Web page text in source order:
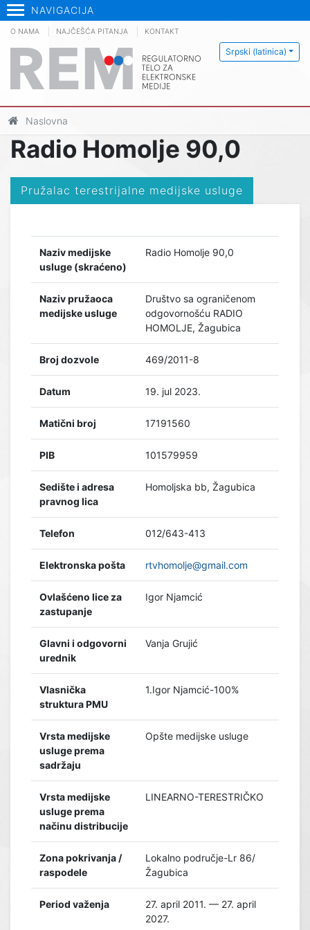
NAVIGACIJA
Srpski (latinica)
O NAMA NAJČEŠĆA PITANJA KONTAKT
Naslovna
Radio Homolje 90,0
Pružalac terestrijalne medijske usluge
Naziv medijske
usluge (skraćeno)
Radio Homolje 90,0
Naziv pružaoca
medijske usluge
Društvo sa ograničenom
odgovornošću RADIO
HOMOLJE, Žagubica
Broj dozvole 469/2011-8
Datum 19. jul 2023.
Matični broj 17191560
PIB 101579959
Sedište i adresa
pravnog lica
Homoljska bb, Žagubica
Telefon 012/643-413
Elektronska pošta rtvhomolje@gmail.com
Ovlašćeno lice za
zastupanje
Igor Njamcić
Glavni i odgovorni
urednik
Vanja Grujić
Vlasnička
struktura PMU
1.Igor Njamcić-100%
Vrsta medijske
usluge prema
sadržaju
Opšte medijske usluge
Vrsta medijske
usluge prema
načinu distribucije
LINEARNO-TERESTRIČKO
Zona pokrivanja /
raspodele
Lokalno područje-Lr 86/
Žagubica
Period važenja
27. april 2011. — 27. april
2027.